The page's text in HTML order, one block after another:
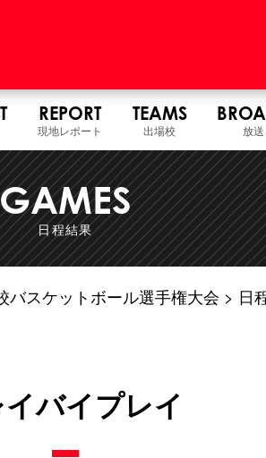
REPORT
現地レポート
TEAMS
出場校 放
GAMES
日程結果
バスケットボール選手権大会 日
バイプレイ